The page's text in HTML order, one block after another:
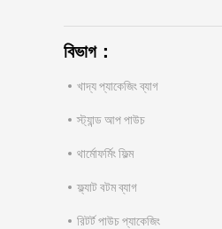
বিভাগ：
খাদ্য প্যাকেজিং ব্যাগ
স্ট্যান্ড আপ পাউচ
থার্মোফর্মিং ফিল্ম
ফ্ল্যাট বটম ব্যাগ
রিটর্ট পাউচ প্যাকেজিং